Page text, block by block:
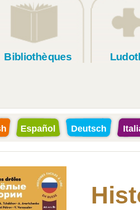
Bibliothèques
Español Deutsch